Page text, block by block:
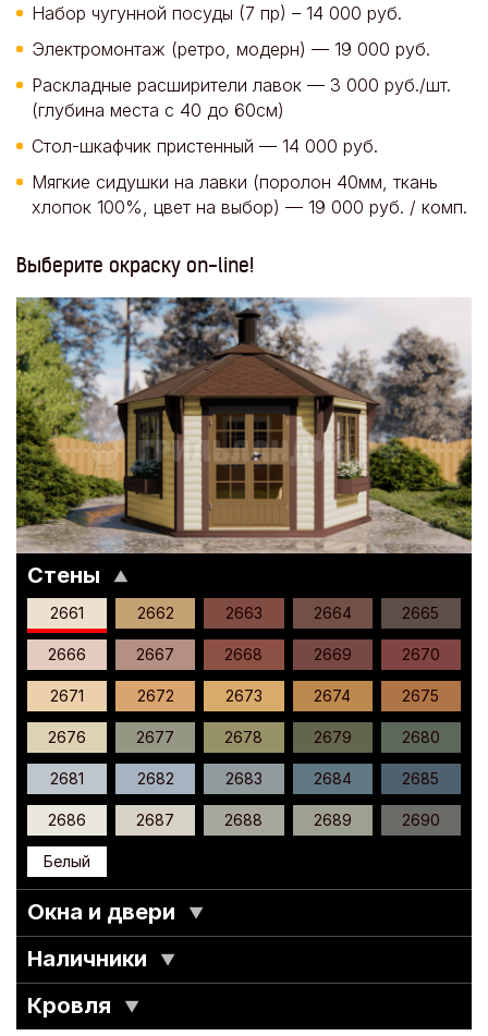
Набор чугунной посуды (7 пр) – 14 000 руб.
Электромонтаж (ретро, модерн) — 19 000 руб.
Раскладные расширители лавок — 3 000 руб./шт.
(глубина места с 40 до 60см)
Стол-шкафчик пристенный — 14 000 руб.
Мягкие сидушки на лавки (поролон 40мм, ткань
хлопок 100%, цвет на выбор) — 19 000 руб. / комп.
Выберите окраску on-line!
Стены
▼
2661
2662 2663 2664 2665
2666 2667 2668 2669 2670
2671 2672 2673 2674 2675
2676 2677 2678 2679 2680
2681 2682 2683 2684 2685
2686 2687 2688 2689 2690
Белый
Окна и двери ▼
Наличники ▼
Кровля ▼